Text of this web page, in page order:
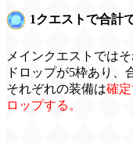
1クエストで合計
メインクエストでは
ドロップが5枠あり、
それぞれの装備は確
ロップする。